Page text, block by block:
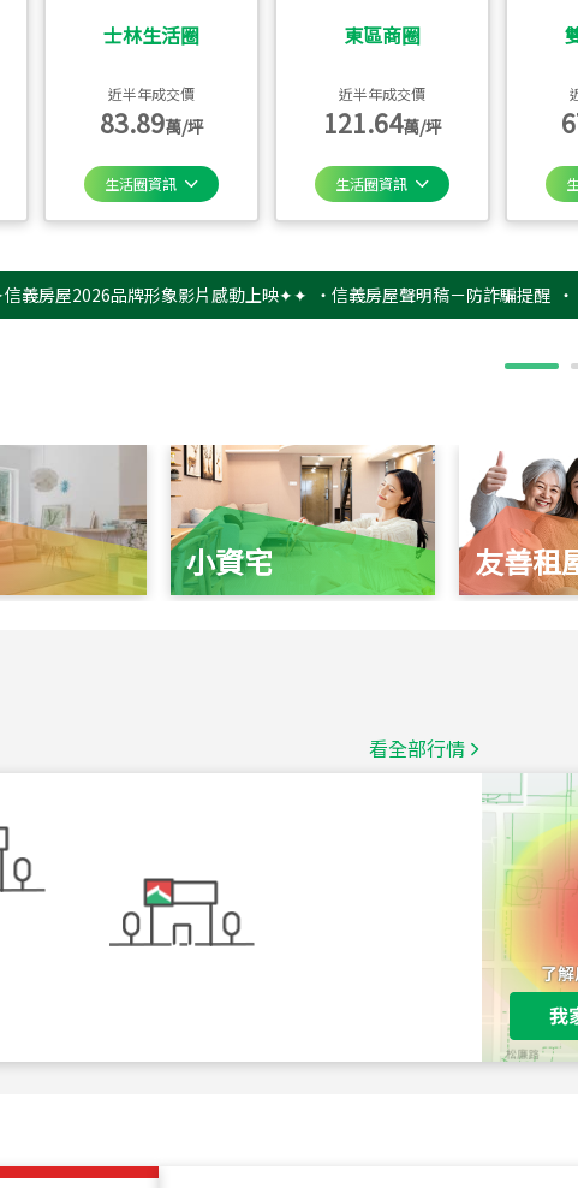
士林生活圈
近半年成交價
83.89萬/坪
生活圈資訊
東區商圈
近半年成交價
121.64萬/坪
生活圈資訊
2026品牌形象影片感動上映✦✦ ‧信義房屋聲明稿－防詐騙提醒 ‧【#信
小資宅 友善租
看全部行情
台北市中山區長春路
新竹市新竹市慈祥路